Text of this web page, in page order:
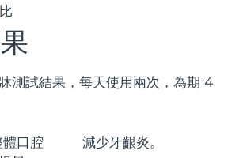
測試結果，每天使用兩次，為期 4
體口腔
減少牙齦炎。
預計送達日期8/9/26